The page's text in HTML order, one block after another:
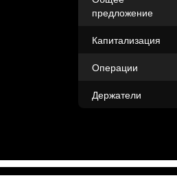
предложение
Капитализация
Операции
Держатели